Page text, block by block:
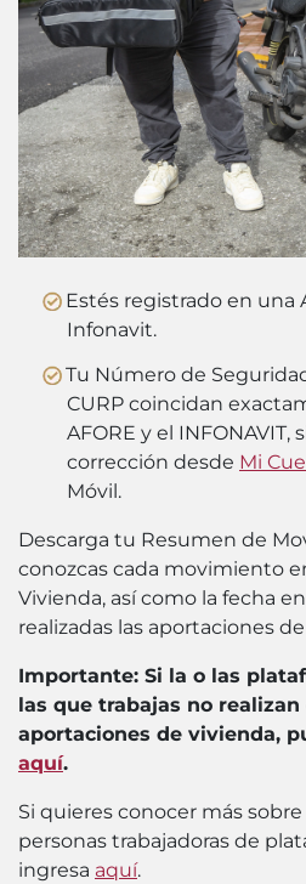
Estés registrado en una
Infonavit.
Tu Número de
CURP coincidan
AFORE y el INFONAVIT,
corrección desde Mi
Móvil.
Descarga tu Resumen de
conozcas cada movimiento
Vivienda, así como la fecha
realizadas las aportaciones
Importante: Si la o las
las que trabajas no
aportaciones de vivienda,
aquí.
Si quieres conocer más sobre
personas trabajadoras de
ingresa aquí.